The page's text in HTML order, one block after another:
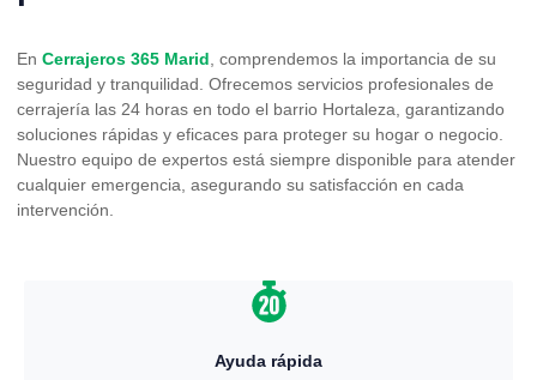
En Cerrajeros 365 Marid , comprendemos la importancia de su
seguridad y tranquilidad. Ofrecemos servicios profesionales de
cerrajería las 24 horas en todo el barrio Hortaleza, garantizando
soluciones rápidas y eficaces para proteger su hogar o negocio.
Nuestro equipo de expertos está siempre disponible para atender
cualquier emergencia, asegurando su satisfacción en cada
intervención.
Ayuda rápida